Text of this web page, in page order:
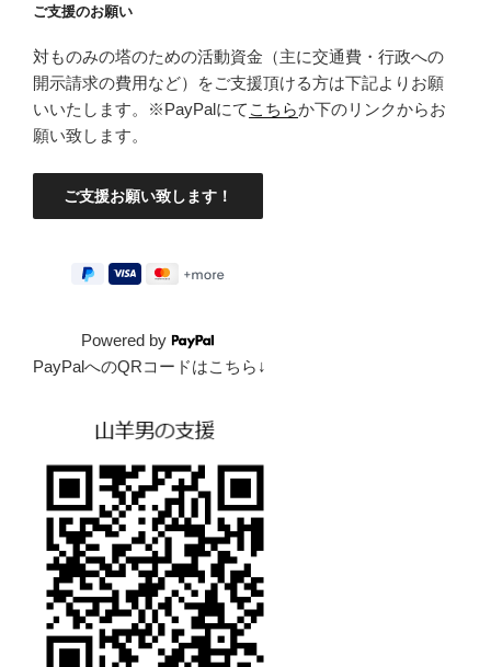
シ
ョ
ン
ご支援のお願い
対ものみの塔のための活動資金（主に交通費・行政への
開示請求の費用など）をご支援頂ける方は下記よりお願
いいたします。※PayPalにて こちらか下のリンクからお
願い致します。
Powered by
PayPalへのQRコードはこちら↓